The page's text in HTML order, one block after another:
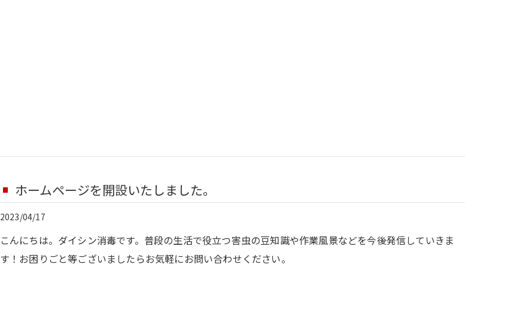
ホームページを開設いたしました。
2023/04/17
こんにちは。ダイシン消毒です。普段の生活で役立つ害虫の豆知識や作業風景などを今後発信していきま
す！お困りごと等ございましたらお気軽にお問い合わせください。